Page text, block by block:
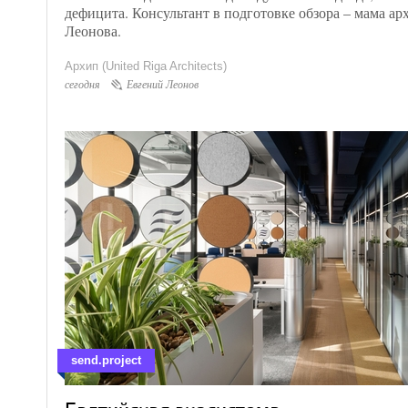
дефицита. Консультант в подготовке обзора – мама
Леонова.
Архип (United Riga Architects)
сегодня Евгений Леонов
send.project